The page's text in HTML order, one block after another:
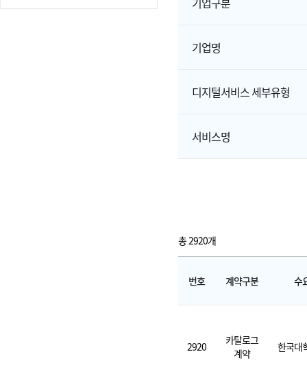
기업명
디지털서비스 세부유형
서비스명
총 2920개
번호 계약구분 수
2920
카탈로그
계약
한국대